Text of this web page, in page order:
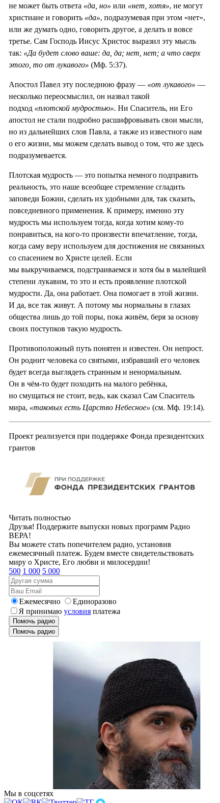
не может быть ответа «да, но» или «нет, хотя», не могут
христиане и говорить «да», подразумевая при этом «нет»,
или же думать одно, говорить другое, а делать и вовсе
третье. Сам Господь Иисус Христос выразил эту мысль
так: «Да будет слово ваше: да, да; нет, нет; а что сверх
этого, то от лукавого» (Мф. 5:37).
Апостол Павел эту последнюю фразу — «от лукавого» —
несколько переосмыслил, он назвал такой
подход «плотской мудростью». Ни Спаситель, ни Его
апостол не стали подробно расшифровывать свои мысли,
но из дальнейших слов Павла, а также из известного нам
о его жизни, мы можем сделать вывод о том, что же здесь
подразумевается.
Плотская мудрость — это попытка немного подправить
реальность, это наше всеобщее стремление сгладить
заповеди Божии, сделать их удобными для, так сказать,
повседневного применения. К примеру, именно эту
мудрость мы используем тогда, когда хотим кому-то
понравиться, на кого-то произвести впечатление, тогда,
когда саму веру используем для достижения не связанных
со спасением во Христе целей. Если
мы выкручиваемся, подстраиваемся и хотя бы в малейшей
степени лукавим, то это и есть проявление плотской
мудрости. Да, она работает. Она помогает в этой жизни.
И да, все так живут. А потому мы нормальны в глазах
общества лишь до той поры, пока живём, беря за основу
своих поступков такую мудрость.
Противоположный путь понятен и известен. Он непрост.
Он роднит человека со святыми, избравший его человек
будет всегда выглядеть странным и ненормальным.
Он в чём-то будет походить на малого ребёнка,
но смущаться не стоит, ведь, как сказал Сам Спаситель
мира, «таковых есть Царство Небесное» (см. Мф. 19:14).
Проект реализуется при поддержке Фонда президентских
грантов
Читать полностью
Друзья! Поддержите выпуски новых программ Радио
ВЕРА!
Вы можете стать попечителем радио, установив
ежемесячный платеж. Будем вместе свидетельствовать
миру о Христе, Его любви и милосердии!
500 1 000 5 000
Ежемесячно
Единоразово
Я принимаю условия платежа
Помочь радио
Помочь радио
Мы в соцсетях